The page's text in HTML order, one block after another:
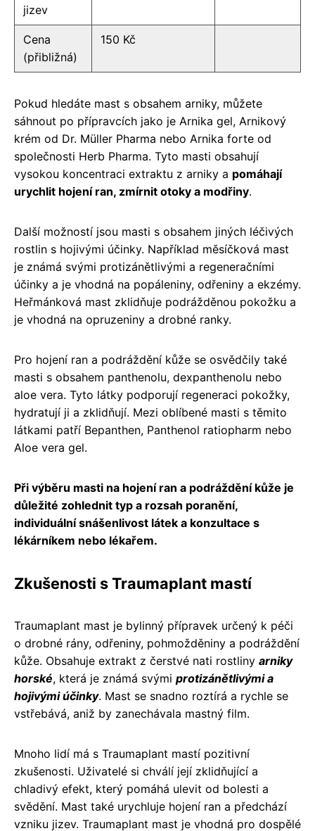
jizev
Cena
(přibližná)
150 Kč
Pokud hledáte mast s obsahem arniky, můžete
sáhnout po přípravcích jako je Arnika gel, Arnikový
krém od Dr. Müller Pharma nebo Arnika forte od
společnosti Herb Pharma. Tyto masti obsahují
vysokou koncentraci extraktu z arniky a pomáhají
urychlit hojení ran, zmírnit otoky a modřiny.
Další možností jsou masti s obsahem jiných léčivých
rostlin s hojivými účinky. Například měsíčková mast
je známá svými protizánětlivými a regeneračními
účinky a je vhodná na popáleniny, odřeniny a ekzémy.
Heřmánková mast zklidňuje podrážděnou pokožku a
je vhodná na opruzeniny a drobné ranky.
Pro hojení ran a podráždění kůže se osvědčily také
masti s obsahem panthenolu, dexpanthenolu nebo
aloe vera. Tyto látky podporují regeneraci pokožky,
hydratují ji a zklidňují. Mezi oblíbené masti s těmito
látkami patří Bepanthen, Panthenol ratiopharm nebo
Aloe vera gel.
Při výběru masti na hojení ran a podráždění kůže je
důležité zohlednit typ a rozsah poranění,
individuální snášenlivost látek a konzultace s
lékárníkem nebo lékařem.
Zkušenosti s Traumaplant mastí
Traumaplant mast je bylinný přípravek určený k péči
o drobné rány, odřeniny, pohmožděniny a podráždění
kůže. Obsahuje extrakt z čerstvé nati rostliny arniky
horské, která je známá svými protizánětlivými a
hojivými účinky. Mast se snadno roztírá a rychle se
vstřebává, aniž by zanechávala mastný film.
Mnoho lidí má s Traumaplant mastí pozitivní
zkušenosti. Uživatelé si chválí její zklidňující a
chladivý efekt, který pomáhá ulevit od bolesti a
svědění. Mast také urychluje hojení ran a předchází
vzniku jizev. Traumaplant mast je vhodná pro dospělé